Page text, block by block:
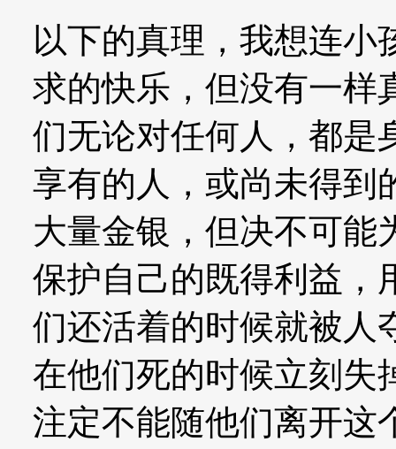
以下的真理，我想连小
求的快乐，但没有一样
们无论对任何人，都是
享有的人，或尚未得到
大量金银，但决不可能
保护自己的既得利益，
们还活着的时候就被人
在他们死的时候立刻失
注定不能随他们离开这